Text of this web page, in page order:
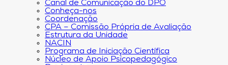
Canal de Comunicação do DPO
Conheça-nos
Coordenação
CPA – Comissão Própria de Avaliação
Estrutura da Unidade
NACIN
Programa de Iniciação Científica
Núcleo de Apoio Psicopedagógico